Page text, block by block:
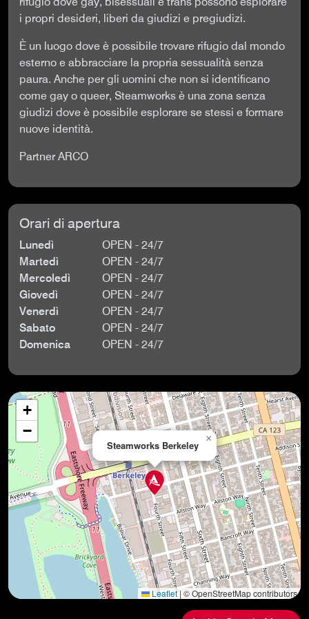
i propri desideri, liberi da giudizi e pregiudizi.
È un luogo dove è possibile trovare rifugio dal mondo
esterno e abbracciare la propria sessualità senza
paura. Anche per gli uomini che non si identificano
come gay o queer, Steamworks è una zona senza
giudizi dove è possibile esplorare se stessi e formare
nuove identità.
Partner ARCO
Orari di apertura
Lunedì
OPEN - 24/7
Martedì
OPEN - 24/7
Mercoledì
OPEN - 24/7
Giovedì
OPEN - 24/7
Venerdì
OPEN - 24/7
Sabato
OPEN - 24/7
Domenica
OPEN - 24/7
Steamworks Berkeley
×
+
−
Leaflet | © OpenStreetMap contributors